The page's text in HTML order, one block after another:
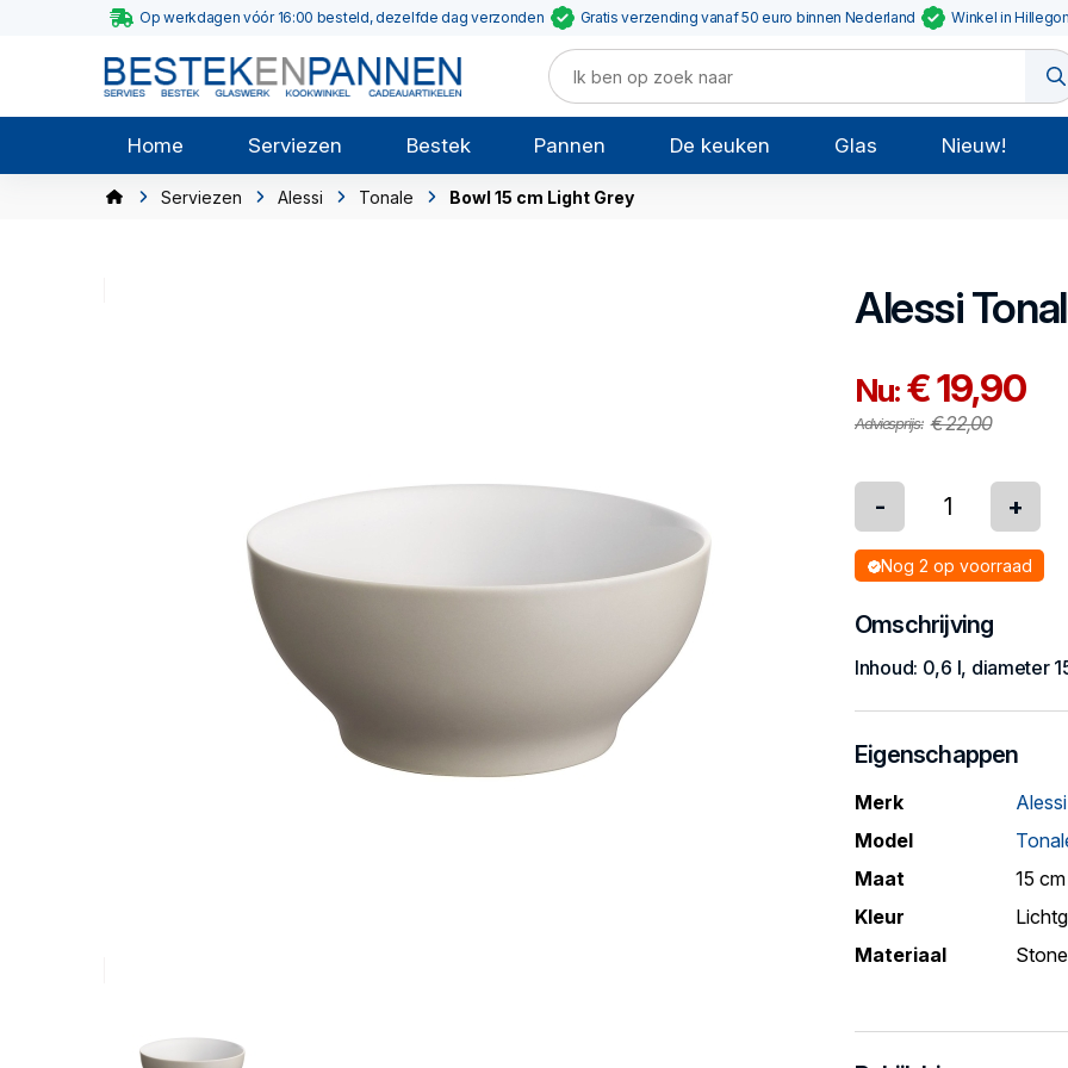
Op werkdagen vóór 16:00 besteld, dezelfde dag verzonden Gratis verzending vanaf 50 euro binnen Nederland Winkel in
Home Serviezen Bestek Pannen De keuken Glas Nieuw!
Serviezen Alessi Tonale Bowl 15 cm Light Grey
Alessi
Nu:€ 19,90
Adviesprijs: € 22,00
- +
Nog 2 op voorraad
Omschrijving
Inhoud: 0,6 l, diameter
Eigenschappen
Merk
Alessi
Model
Maat
15 cm
Kleur
Materiaal